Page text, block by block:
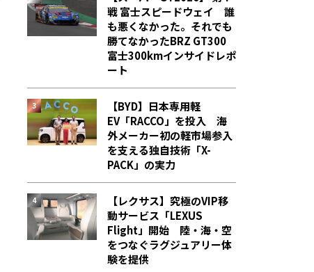
戦 富士スピードウェイ 誰
も悪くなかった。それでも
勝てなかった――BRZ GT300
富士300kmインサイドレポ
ート
【BYD】日本専用軽
EV「RACCO」を投入 海
外メーカー初の軽市場参入
を支える独自技術「X-
PACK」の実力
【レクサス】究極のVIP移
動サービス「LEXUS
Flight」開始 陸・海・空
をつなぐラグジュアリー体
験を提供